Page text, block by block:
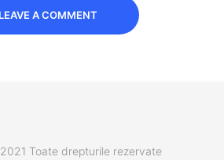
LEAVE A COMMENT
Toate drepturile rezervate